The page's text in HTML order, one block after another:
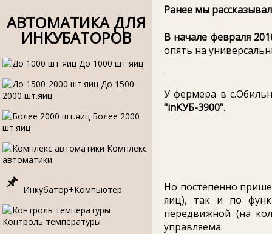
АВТОМАТИКА ДЛЯ
ИНКУБАТОРОВ
До 1000 шт яиц
До 1500-
2000 шт.яиц
Более 2000
шт.яиц
Комплекс
автоматики
Инкубатор+Компьютер
Контроль температуры
Ранее мы
В начале февраля
опять на
У фермера в
"inКУБ-3900".
Но постепенно
яиц), так и по
передвижной (на
управляема.